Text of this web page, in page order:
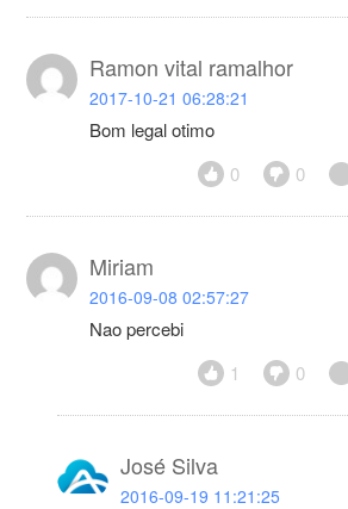
Ramon vital ramalhor
2017-10-21 06:28:21
Bom legal otimo
0
0
Miriam
2016-09-08 02:57:27
Nao percebi
1
0
José Silva
2016-09-19 11:21:25